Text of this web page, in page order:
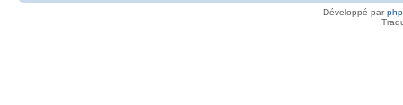
Développé par